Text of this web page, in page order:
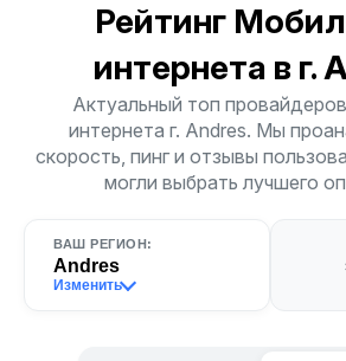
Рейтинг
интернета в г.
Актуальный топ
интернета г. Andres. Мы
скорость, пинг и отзывы
могли выбрать лучшего
ВАШ РЕГИОН:
Andres
Изменить